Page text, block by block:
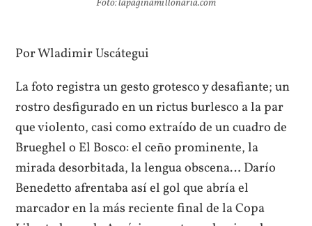
Foto: lapaginamillonaria.com
Por Wladimir Uscátegui
La foto registra un gesto grotesco y desafiante; un
rostro desfigurado en un rictus burlesco a la par
que violento, casi como extraído de un cuadro de
Brueghel o El Bosco: el ceño prominente, la
mirada desorbitada, la lengua obscena… Darío
Benedetto afrentaba así el gol que abría el
marcador en la más reciente final de la Copa